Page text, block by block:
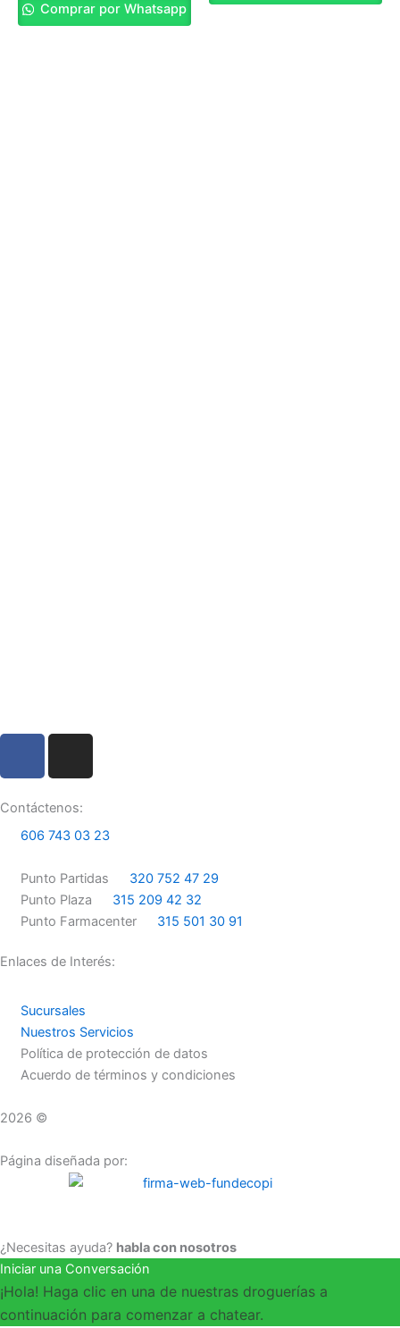
Comprar por Whatsapp
e
b
o
k
t
a
r
a
m
Contáctenos:
606 743 03 23
Punto Partidas
320 752 47 29
Punto Plaza
315 209 42 32
Punto Farmacenter
315 501 30 91
Enlaces de Interés:
Sucursales
Nuestros Servicios
Política de protección de datos
Acuerdo de términos y condiciones
2026 ©
Página diseñada por:
¿Necesitas ayuda? habla con nosotros
Iniciar una Conversación
¡Hola! Haga clic en una de nuestras droguerías a
continuación para comenzar a chatear.